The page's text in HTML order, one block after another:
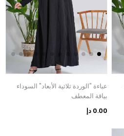
عباءة "الوردة ثلاثية الأبعاد" السوداء
بياقة المعطف
0.00 دإ